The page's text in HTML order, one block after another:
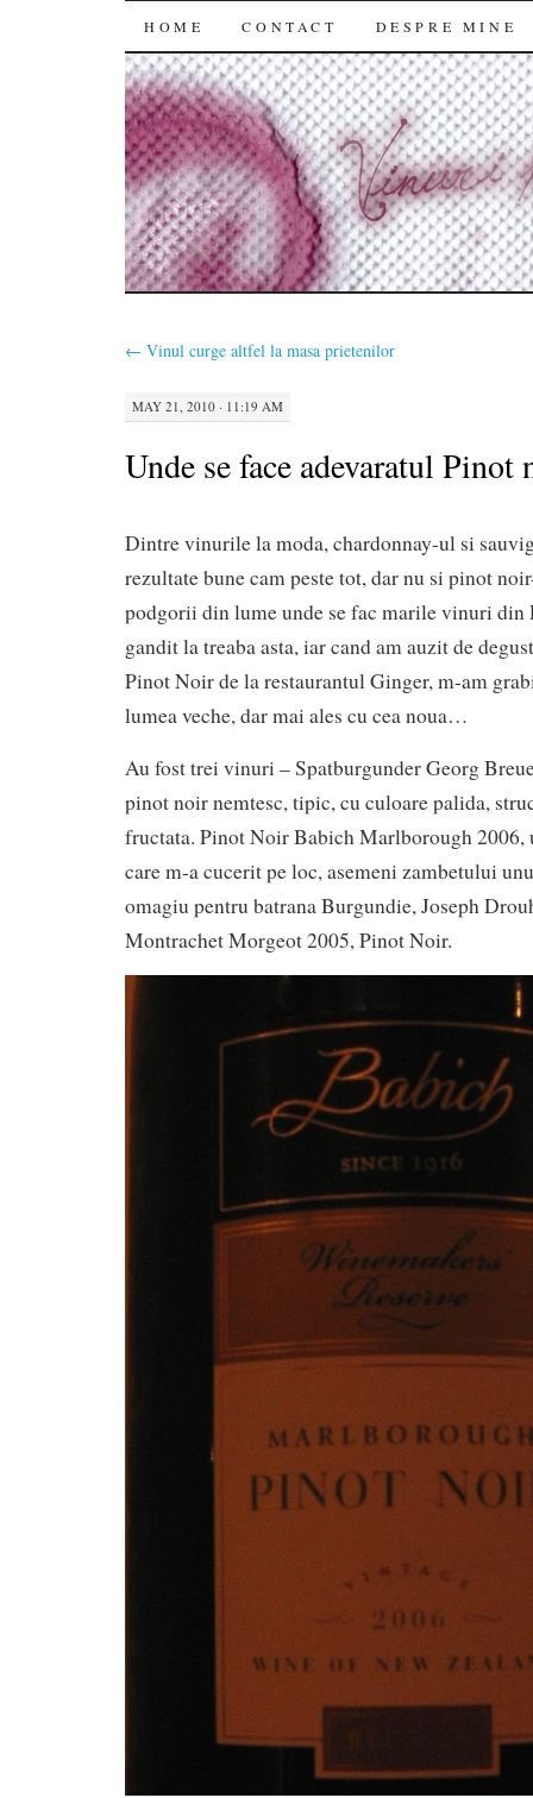
SKIP
TO
CONTENT
HOME CONTACT DESPRE MINE
← Vinul curge altfel la masa prietenilor
MAY 21, 2010 · 11:19 AM
Unde se face adevaratul Pinot
Dintre vinurile la moda, chardonnay-ul si
rezultate bune cam peste tot, dar nu si pinot
podgorii din lume unde se fac marile vinuri
gandit la treaba asta, iar cand am auzit de
Pinot Noir de la restaurantul Ginger, m-am
lumea veche, dar mai ales cu cea noua…
Au fost trei vinuri – Spatburgunder Georg
pinot noir nemtesc, tipic, cu culoare palida,
fructata. Pinot Noir Babich Marlborough 2006,
care m-a cucerit pe loc, asemeni zambetului
omagiu pentru batrana Burgundie, Joseph
Montrachet Morgeot 2005, Pinot Noir.